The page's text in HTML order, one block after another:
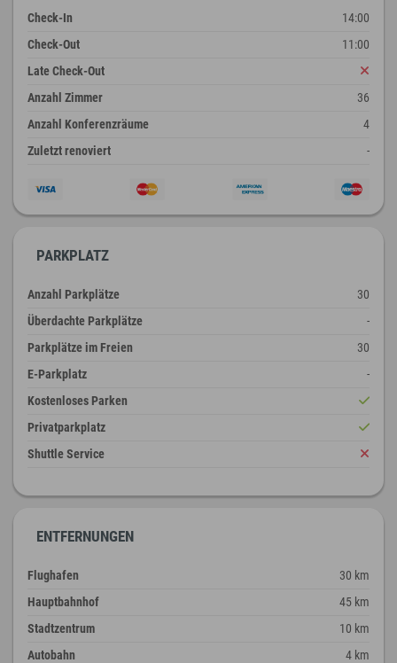
Check-In
14:00
Check-Out
11:00
Late Check-Out
Anzahl Zimmer
36
Anzahl Konferenzräume
4
Zuletzt renoviert
-
PARKPLATZ
Anzahl Parkplätze
30
Überdachte Parkplätze
-
Parkplätze im Freien
30
E-Parkplatz
-
Kostenloses Parken
Privatparkplatz
Shuttle Service
ENTFERNUNGEN
Flughafen
30 km
Hauptbahnhof
45 km
Stadtzentrum
10 km
Autobahn
4 km